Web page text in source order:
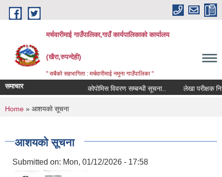
Skip to main content
मर्चवारीमाई गाउँपालिका,गाउँ कार्यपालिकाको कार्यालय
(खैरा,रुपन्देही)
" सबैको सहभागिता : मर्चवारीमाई नमुना गाउँपालिका "
समाचार कोपोमिस विवरण सम्बन्धी सूचना.. लेखा परीक्षक
You are here
Home » आशयको सूचना
आशयको सूचना
Submitted on: Mon, 01/12/2026 - 17:58